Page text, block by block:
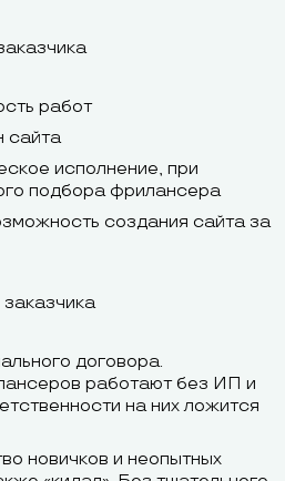
Twitter.
работ
сайта
исполнение, при
подбора фрилансера
создания сайта за
договора.
работают без ИП и
на них ложится
новичков и неопытных